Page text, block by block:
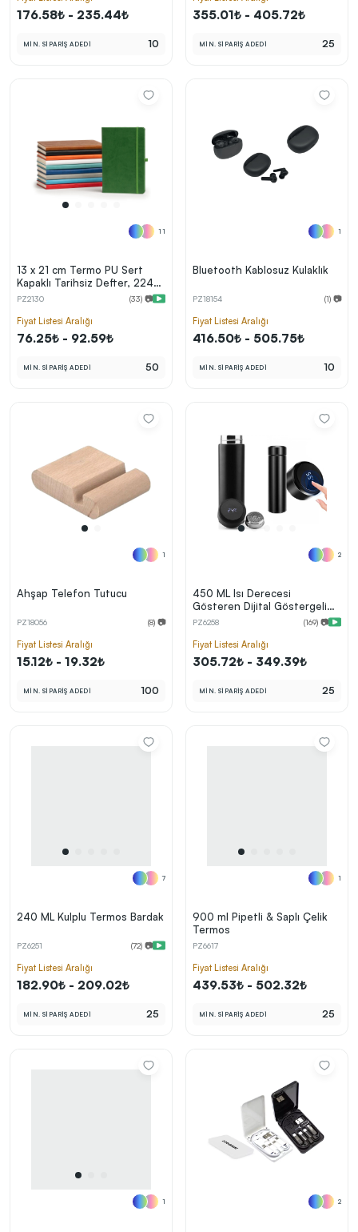
176.58₺ - 235.44₺
MİN. SİPARİŞ ADEDİ 10
355.01₺ - 405.72₺
MİN. SİPARİŞ ADEDİ 25
11
13 x 21 cm Termo PU Sert
Kapaklı Tarihsiz Defter, 224
Sayfa, 70 gr Ivory Krem
Lastikli, Kalem Tutuculu
PZ2130 (33) 📷
Fiyat Listesi Aralığı
76.25₺ - 92.59₺
MİN. SİPARİŞ ADEDİ 50
1
Bluetooth Kablosuz Kulaklık
PZ18154 (1) 📷
Fiyat Listesi Aralığı
416.50₺ - 505.75₺
MİN. SİPARİŞ ADEDİ 10
1
Ahşap Telefon Tutucu
PZ18056 (8) 📷
Fiyat Listesi Aralığı
15.12₺ - 19.32₺
MİN. SİPARİŞ ADEDİ 100
2
450 ML Isı Derecesi
Gösteren Dijital Göstergeli
Çelik Termos
PZ6258 (169) 📷
Fiyat Listesi Aralığı
305.72₺ - 349.39₺
MİN. SİPARİŞ ADEDİ 25
7
240 ML Kulplu Termos Bardak
PZ6251 (72) 📷
Fiyat Listesi Aralığı
182.90₺ - 209.02₺
MİN. SİPARİŞ ADEDİ 25
1
900 ml Pipetli & Saplı Çelik
Termos
PZ6617
Fiyat Listesi Aralığı
439.53₺ - 502.32₺
MİN. SİPARİŞ ADEDİ 25
1 2